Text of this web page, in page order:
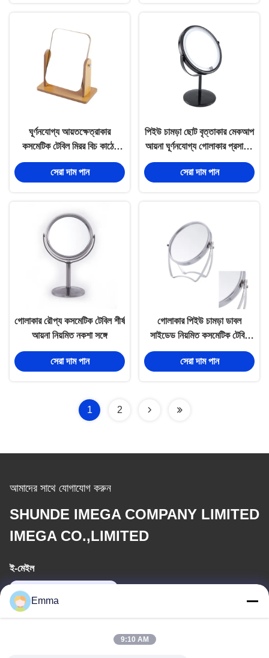
ঘূর্ণনযোগ্য আয়তক্ষেত্রাকার
কসমেটিক টেবিল মিরর বিচ কাঠের
ডেস্কটপ মিরর 9 X 24 সেমি
সেরা দাম পান
পিইউ চামড়া ছোট বৃত্তাকার মেকআপ
আয়না ঘূর্ণনযোগ্য গোলাকার প্রসাধনী
আয়না
সেরা দাম পান
গোলাকার রৌপ্য কসমেটিক টেবিল শীর্ষ
আয়না নিয়মিত নকশা সঙ্গে
সেরা দাম পান
গোলাকার পিইউ চামড়া ডাবল
সাইডেড নিয়মিত কসমেটিক টেবিল
মিরর ঘোরানো ফাংশন সহ
সেরা দাম পান
1 2
আমাদের সাথে যোগাযোগ করুন
SHUNDE IMEGA COMPANY LIMITED
IMEGA CO.,LIMITED
ই-মেইল
Emma
9:10 AM